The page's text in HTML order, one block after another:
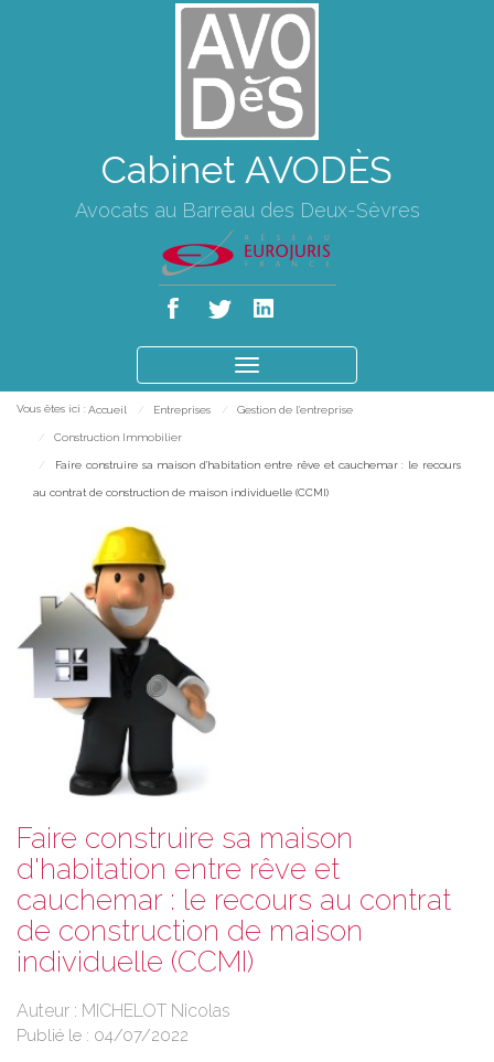
Cabinet AVODÈS
Avocats au Barreau des Deux-Sèvres
le
Vous êtes ici : Accueil Entreprises Gestion de l'entreprise
Construction Immobilier
Faire construire sa maison d'habitation entre rêve et cauchemar : le recours
au contrat de construction de maison individuelle (CCMI)
Faire construire sa maison
d'habitation entre rêve et
cauchemar : le recours au contrat
de construction de maison
individuelle (CCMI)
Auteur : MICHELOT Nicolas
Publié le : 04/07/2022